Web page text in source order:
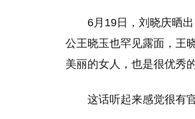
6月19日，刘晓庆晒
公王晓玉也罕见露面，王
美丽的女人，也是很优秀
这话听起来感觉很有